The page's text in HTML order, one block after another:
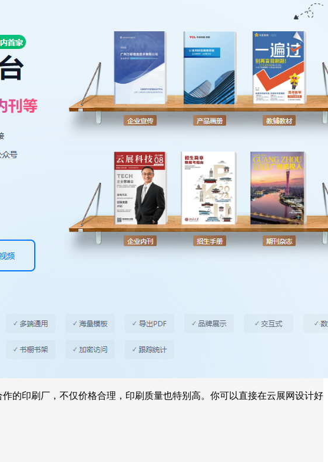
的印刷厂，不仅价格合理，印刷质量也特别高。你可以直接在云展网设计好